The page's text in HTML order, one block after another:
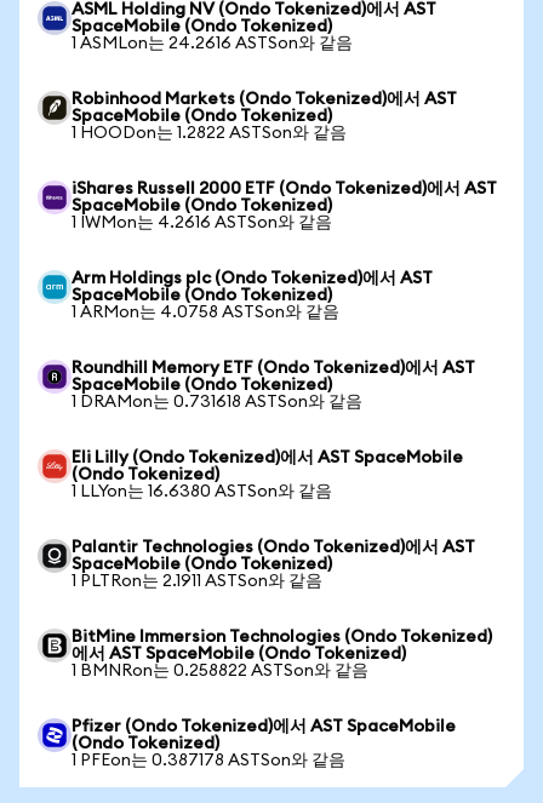
ASML Holding NV (Ondo Tokenized)에서 AST
SpaceMobile (Ondo Tokenized)
1 ASMLon는 24.2616 ASTSon와 같음
Robinhood Markets (Ondo Tokenized)에서 AST
SpaceMobile (Ondo Tokenized)
1 HOODon는 1.2822 ASTSon와 같음
iShares Russell 2000 ETF (Ondo Tokenized)에서 AST
SpaceMobile (Ondo Tokenized)
1 IWMon는 4.2616 ASTSon와 같음
Arm Holdings plc (Ondo Tokenized)에서 AST
SpaceMobile (Ondo Tokenized)
1 ARMon는 4.0758 ASTSon와 같음
Roundhill Memory ETF (Ondo Tokenized)에서 AST
SpaceMobile (Ondo Tokenized)
1 DRAMon는 0.731618 ASTSon와 같음
Eli Lilly (Ondo Tokenized)에서 AST SpaceMobile
(Ondo Tokenized)
1 LLYon는 16.6380 ASTSon와 같음
Palantir Technologies (Ondo Tokenized)에서 AST
SpaceMobile (Ondo Tokenized)
1 PLTRon는 2.1911 ASTSon와 같음
BitMine Immersion Technologies (Ondo Tokenized)
에서 AST SpaceMobile (Ondo Tokenized)
1 BMNRon는 0.258822 ASTSon와 같음
Pfizer (Ondo Tokenized)에서 AST SpaceMobile
(Ondo Tokenized)
1 PFEon는 0.387178 ASTSon와 같음